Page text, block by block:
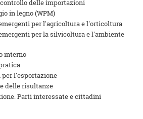
delle importazioni
in legno (WPM)
per l'agricoltura e l'orticoltura
per la silvicoltura e l'ambiente
interno
l'esportazione
delle risultanze
Parti interessate e cittadini